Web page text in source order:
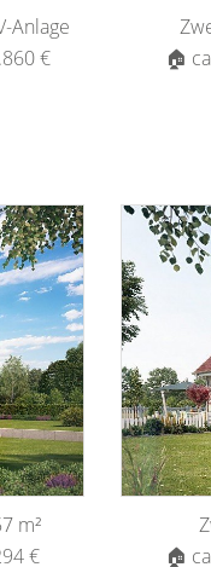
Anlage
€
🏠
m²
€
🏠